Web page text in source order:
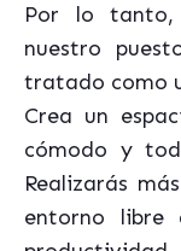
Por lo
nuestro
tratado como
Crea un
cómodo y
Realizarás
entorno libre